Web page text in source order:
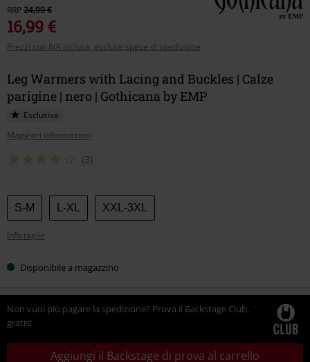
RRP24,99 €
16,99 €
Prezzi con IVA inclusa, escluse spese di spedizione
Leg Warmers with Lacing and Buckles | Calze
parigine | nero | Gothicana by EMP
Esclusiva
Maggiori informazioni
(3)
Scegli
la
tua
S-M L-XL XXL-3XL
Info taglie
Disponibile a magazzino
Non vuoi più pagare la spedizione? Prova il Backstage Club,
gratis!
Aggiungi il Backstage di prova al carrello